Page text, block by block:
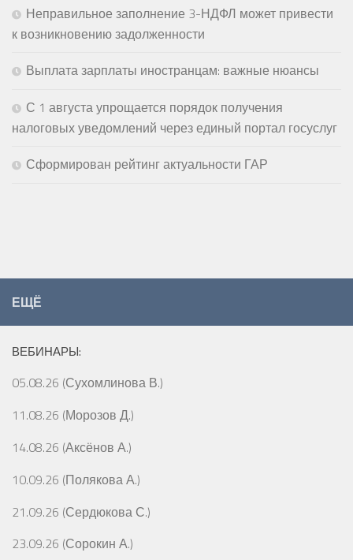
Неправильное заполнение 3-НДФЛ может привести
к возникновению задолженности
Выплата зарплаты иностранцам: важные нюансы
С 1 августа упрощается порядок получения
налоговых уведомлений через единый портал госуслуг
Сформирован рейтинг актуальности ГАР
ЕЩЁ
ВЕБИНАРЫ:
05.08.26 (Сухомлинова В.)
11.08.26 (Морозов Д.)
14.08.26 (Аксёнов А.)
10.09.26 (Полякова А.)
21.09.26 (Сердюкова С.)
23.09.26 (Сорокин А.)